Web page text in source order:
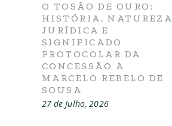
O TOSÃO DE OURO:
HISTÓRIA, NATUREZA
JURÍDICA E
SIGNIFICADO
PROTOCOLAR DA
CONCESSÃO A
MARCELO REBELO DE
SOUSA
27 de Julho, 2026